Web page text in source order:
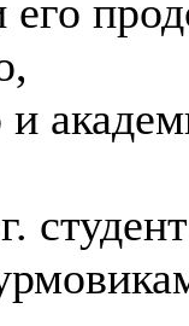
его
и